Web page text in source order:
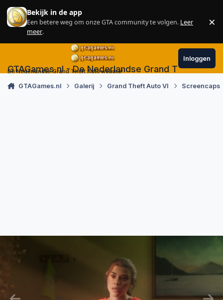
Skip to content
Bekijk in de app
Een betere weg om onze GTA community te volgen. Leer
meer.
×
GTAGames.nl - De Nederlandse Grand Theft Auto
De Nederlandse Grand Theft Auto website!
Inloggen
GTAGames.nl Galerij Grand Theft Auto VI Screencaps